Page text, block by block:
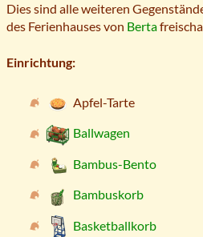
Dies sind alle weiteren
des Ferienhauses von Berta
Einrichtung:
Apfel-Tarte
Ballwagen
Bambus-Bento
Bambuskorb
Basketballkorb